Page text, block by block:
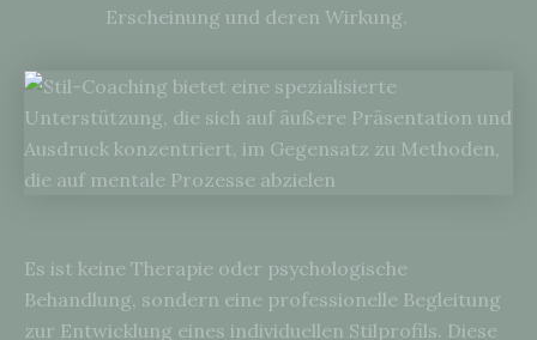
Erscheinung und deren Wirkung.
Es ist keine Therapie oder psychologische
Behandlung, sondern eine professionelle Begleitung
zur Entwicklung eines individuellen Stilprofils. Diese